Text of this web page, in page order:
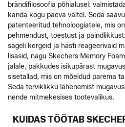
brändifilosoofia põhialusel:
kanda kogu päeva vältel. Seda
patenteeritud tehnoloogiatele, mis
pehmendust, toestust ja
sageli kergeid ja hästi reageerivaid
lisasid, nagu Skechers Memory
jalale, pakkudes isikupärast
sisetallad, mis on mõeldud parema
Seda terviklikku lähenemist
nende mitmekesises tootevalikus.
KUIDAS TÖÖTAB